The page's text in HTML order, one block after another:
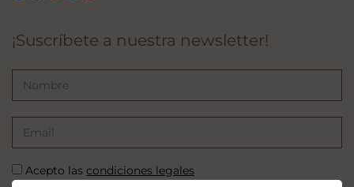
¡Suscríbete a nuestra newsletter!
Acepto las condiciones legales